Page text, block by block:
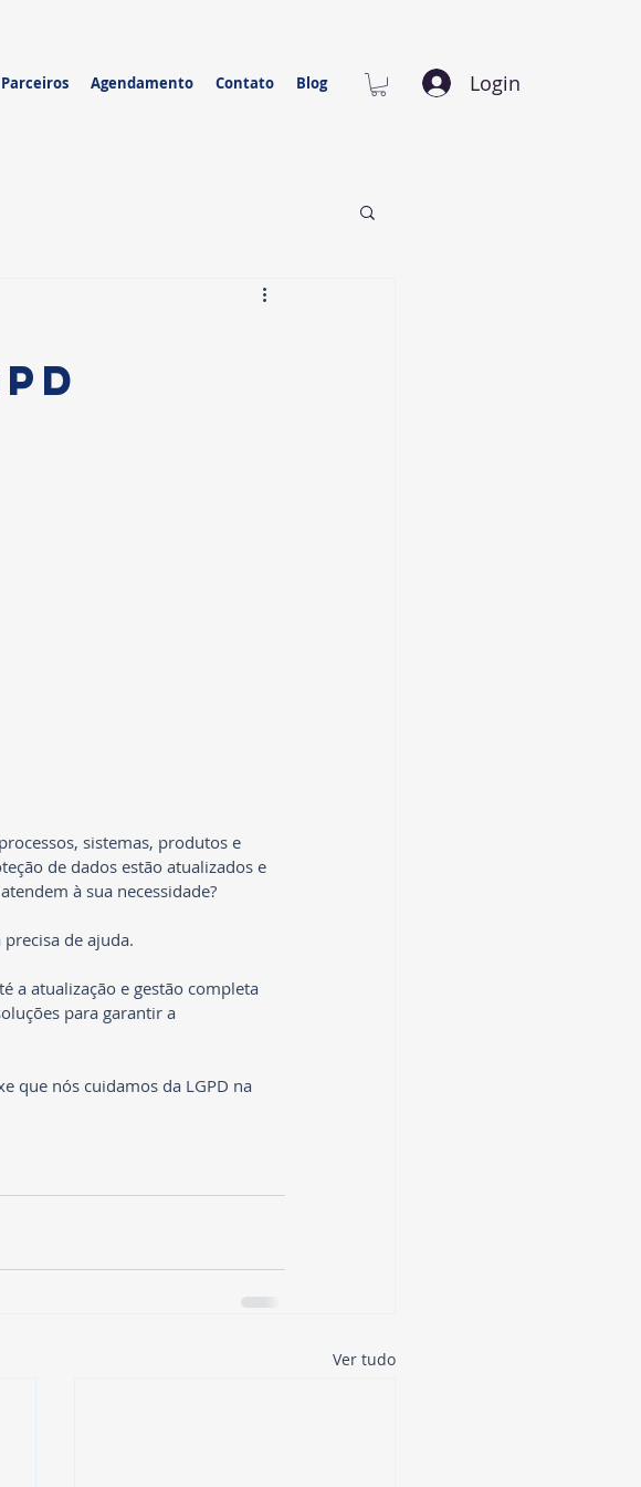
Parceiros Agendamento Contato Blog Login
sistemas, produtos e
de dados estão atualizados e
à sua necessidade?
de ajuda.
a atualização e gestão completa
para garantir a
que nós cuidamos da LGPD na
Ver tudo